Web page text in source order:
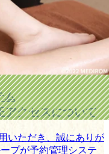
ム
アクセスについて
いただき、誠にありが
プが予約管理システ